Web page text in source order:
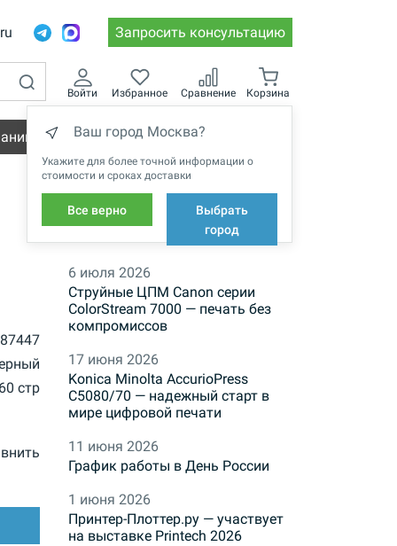
Запросить консультацию
Войти Избранное Сравнение Корзина
Ваш город Москва?
Укажите для более точной информации о
стоимости и сроках доставки
Все верно
Выбрать
город
Вакансии
стр
НОВОСТИ
6 июля 2026
Струйные ЦПМ Canon серии
ColorStream 7000 — печать без
компромиссов
17 июня 2026
Konica Minolta AccurioPress
C5080/70 — надежный старт в
мире цифровой печати
11 июня 2026
График работы в День России
1 июня 2026
Принтер-Плоттер.ру — участвует
на выставке Printech 2026